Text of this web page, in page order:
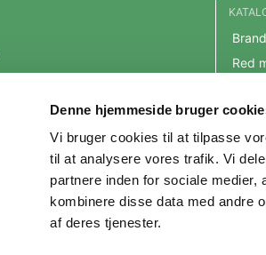
Denne hjemmeside bruger
Vi bruger cookies til at tilpasse
til at analysere vores trafik. Vi
partnere inden for sociale medier,
kombinere disse data med andre
af deres tjenester.
Red
Mest
Hund
Kat